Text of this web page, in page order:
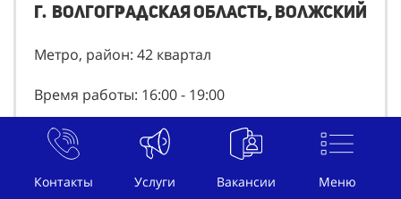
Контакты Услуги Вакансии Меню
г. Волгоградская область, волжский
Метро, район: 42 квартал
Время работы: 16:00 - 19:00
Дни недели: Пн, Ср, Чт
Сколько планируете работать: Неделю